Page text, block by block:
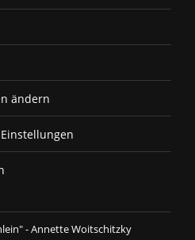
ändern
- Annette Woitschitzky